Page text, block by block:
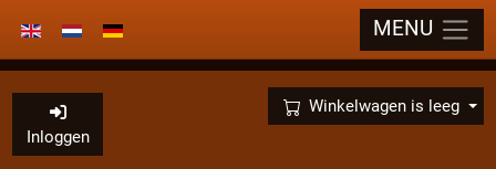
Inloggen
Winkelwagen is leeg
×
Selecteer de taal MENU